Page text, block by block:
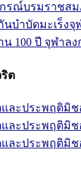
รณ์บรมราชส
บำบัดมะเร็งจุ
น 100 ปี จุฬาล
ริต
และประพฤติมิ
และประพฤติมิ
และประพฤติมิ